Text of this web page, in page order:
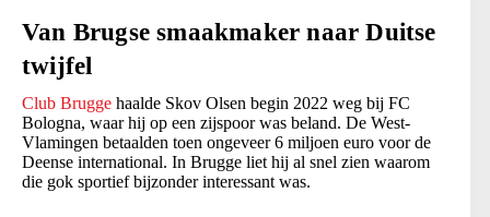
Van Brugse smaakmaker naar Duitse
twijfel
Club Brugge haalde Skov Olsen begin 2022 weg bij FC
Bologna, waar hij op een zijspoor was beland. De West-
Vlamingen betaalden toen ongeveer 6 miljoen euro voor de
Deense international. In Brugge liet hij al snel zien waarom
die gok sportief bijzonder interessant was.